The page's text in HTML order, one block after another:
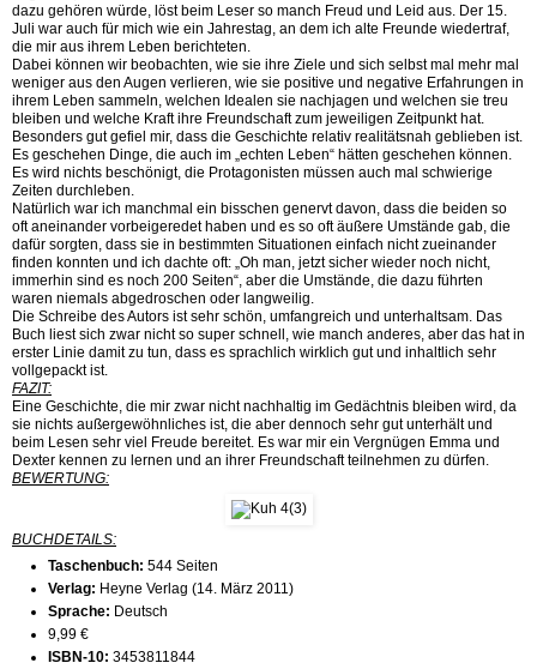
dazu gehören würde, löst beim Leser so manch Freud und Leid aus. Der 15.
Juli war auch für mich wie ein Jahrestag, an dem ich alte Freunde wiedertraf,
die mir aus ihrem Leben berichteten.
Dabei können wir beobachten, wie sie ihre Ziele und sich selbst mal mehr mal
weniger aus den Augen verlieren, wie sie positive und negative Erfahrungen in
ihrem Leben sammeln, welchen Idealen sie nachjagen und welchen sie treu
bleiben und welche Kraft ihre Freundschaft zum jeweiligen Zeitpunkt hat.
Besonders gut gefiel mir, dass die Geschichte relativ realitätsnah geblieben ist.
Es geschehen Dinge, die auch im „echten Leben“ hätten geschehen können.
Es wird nichts beschönigt, die Protagonisten müssen auch mal schwierige
Zeiten durchleben.
Natürlich war ich manchmal ein bisschen genervt davon, dass die beiden so
oft aneinander vorbeigeredet haben und es so oft äußere Umstände gab, die
dafür sorgten, dass sie in bestimmten Situationen einfach nicht zueinander
finden konnten und ich dachte oft: „Oh man, jetzt sicher wieder noch nicht,
immerhin sind es noch 200 Seiten“, aber die Umstände, die dazu führten
waren niemals abgedroschen oder langweilig.
Die Schreibe des Autors ist sehr schön, umfangreich und unterhaltsam. Das
Buch liest sich zwar nicht so super schnell, wie manch anderes, aber das hat in
erster Linie damit zu tun, dass es sprachlich wirklich gut und inhaltlich sehr
vollgepackt ist.
FAZIT:
Eine Geschichte, die mir zwar nicht nachhaltig im Gedächtnis bleiben wird, da
sie nichts außergewöhnliches ist, die aber dennoch sehr gut unterhält und
beim Lesen sehr viel Freude bereitet. Es war mir ein Vergnügen Emma und
Dexter kennen zu lernen und an ihrer Freundschaft teilnehmen zu dürfen.
BEWERTUNG:
BUCHDETAILS:
Taschenbuch: 544 Seiten
Verlag: Heyne Verlag (14. März 2011)
Sprache: Deutsch
9,99 €
ISBN-10: 3453811844